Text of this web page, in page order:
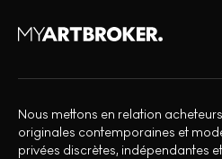
Nous mettons en relation
originales contemporaines et
privées discrètes, indépendantes